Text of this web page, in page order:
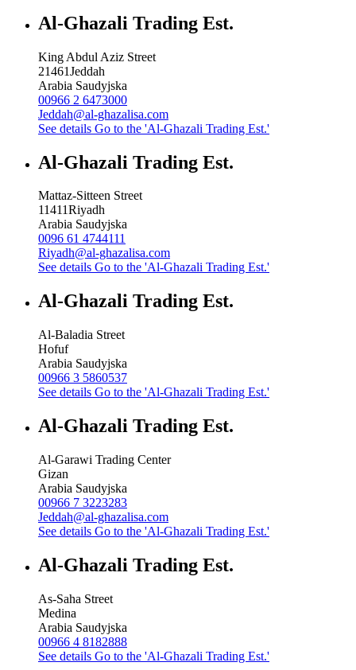
Al-Ghazali Trading Est.
King Abdul Aziz Street
21461Jeddah
Arabia Saudyjska
00966 2 6473000
Jeddah@al-ghazalisa.com
See details Go to the 'Al-Ghazali Trading Est.'
Al-Ghazali Trading Est.
Mattaz-Sitteen Street
11411Riyadh
Arabia Saudyjska
0096 61 4744111
Riyadh@al-ghazalisa.com
See details Go to the 'Al-Ghazali Trading Est.'
Al-Ghazali Trading Est.
Al-Baladia Street
Hofuf
Arabia Saudyjska
00966 3 5860537
See details Go to the 'Al-Ghazali Trading Est.'
Al-Ghazali Trading Est.
Al-Garawi Trading Center
Gizan
Arabia Saudyjska
00966 7 3223283
Jeddah@al-ghazalisa.com
See details Go to the 'Al-Ghazali Trading Est.'
Al-Ghazali Trading Est.
As-Saha Street
Medina
Arabia Saudyjska
00966 4 8182888
See details Go to the 'Al-Ghazali Trading Est.'